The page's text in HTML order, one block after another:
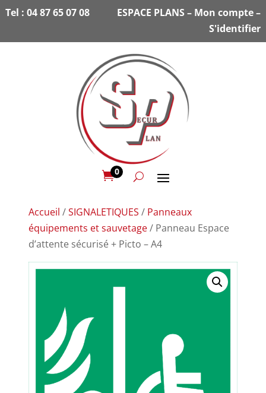
Tel : 04 87 65 07 08 ESPACE PLANS– Mon compte–
S'identifier
0
Accueil /SIGNALETIQUES / Panneaux
équipements et sauvetage/ Panneau Espace
d’attente sécurisé + Picto – A4